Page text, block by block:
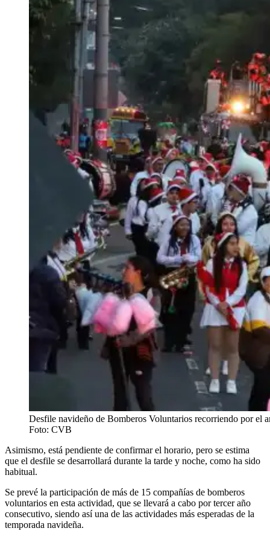
Desfile navideño de Bomberos Voluntarios recorriendo por el
Foto: CVB
Asimismo, está pendiente de confirmar el horario, pero se estima
que el desfile se desarrollará durante la tarde y noche, como ha sido
habitual.
Se prevé la participación de más de 15 compañías de bomberos
voluntarios en esta actividad, que se llevará a cabo por tercer año
consecutivo, siendo así una de las actividades más esperadas de la
temporada navideña.